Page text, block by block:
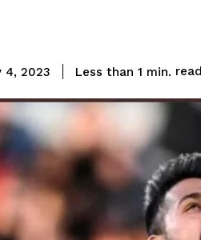
4, 2023 Less than 1 min. read